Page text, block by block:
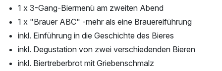
1 x 3-Gang-Biermenü am zweiten Abend
1 x "Brauer ABC" -mehr als eine Brauereiführung
inkl. Einführung in die Geschichte des Bieres
inkl. Degustation von zwei verschiedenden Bieren
inkl. Biertreberbrot mit Griebenschmalz